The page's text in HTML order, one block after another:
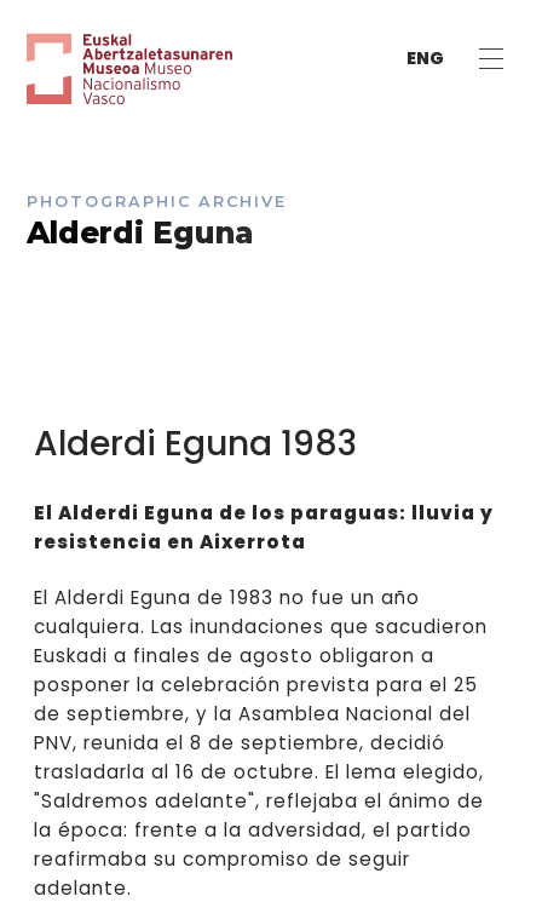
ENG
PHOTOGRAPHIC ARCHIVE
Alderdi Eguna
Alderdi Eguna 1983
El Alderdi Eguna de los paraguas: lluvia y
resistencia en Aixerrota
El Alderdi Eguna de 1983 no fue un año
cualquiera. Las inundaciones que sacudieron
Euskadi a finales de agosto obligaron a
posponer la celebración prevista para el 25
de septiembre, y la Asamblea Nacional del
PNV, reunida el 8 de septiembre, decidió
trasladarla al 16 de octubre. El lema elegido,
"Saldremos adelante", reflejaba el ánimo de
la época: frente a la adversidad, el partido
reafirmaba su compromiso de seguir
adelante.